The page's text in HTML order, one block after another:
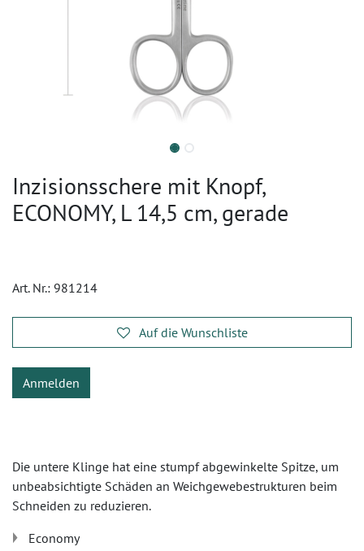
Inzisionsschere mit Knopf,
ECONOMY, L 14,5 cm, gerade
Art. Nr.: 981214
Auf die Wunschliste
Anmelden
Die untere Klinge hat eine stumpf abgewinkelte Spitze, um
unbeabsichtigte Schäden an Weichgewebestrukturen beim
Schneiden zu reduzieren.
Economy